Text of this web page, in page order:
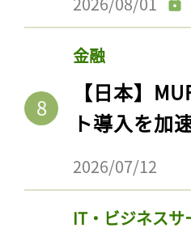
金融
【日本】
ト導入を加
2026/07/12
IT・ビジネスサ